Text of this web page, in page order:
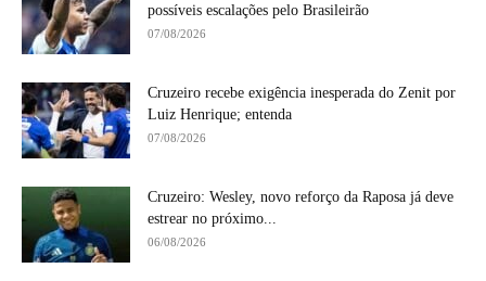
possíveis escalações pelo Brasileirão
07/08/2026
Cruzeiro recebe exigência inesperada do Zenit por
Luiz Henrique; entenda
07/08/2026
Cruzeiro: Wesley, novo reforço da Raposa já deve
estrear no próximo...
06/08/2026